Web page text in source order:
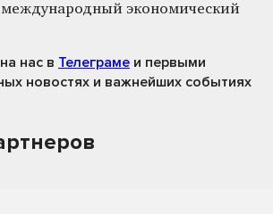
международный экономический
нас в Телеграме и первыми
новостях и важнейших событиях